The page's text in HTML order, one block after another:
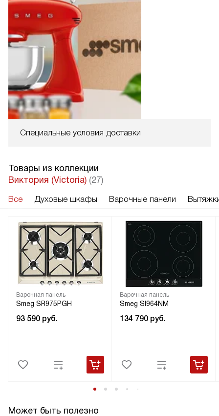
Специальные условия доставки
Товары из коллекции
Виктория (Victoria) (27)
Все Духовые шкафы Варочные панели
Варочная панель
Smeg SR975PGH
93 590 руб.
Варочная панель
Smeg SI964NM
134 790 руб.
Может быть полезно